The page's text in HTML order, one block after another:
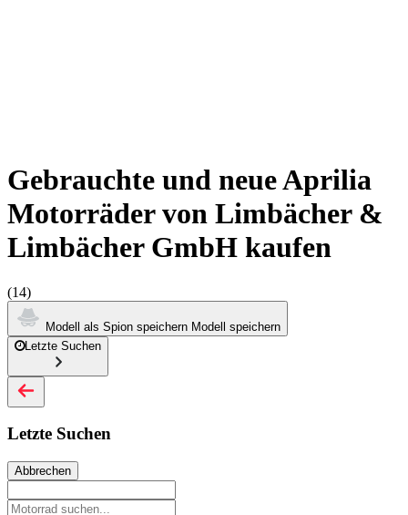
Gebrauchte und neue Aprilia
Motorräder von Limbächer &
Limbächer GmbH kaufen
(14)
Modell als Spion speichern Modell speichern
Letzte Suchen
Letzte Suchen
Abbrechen